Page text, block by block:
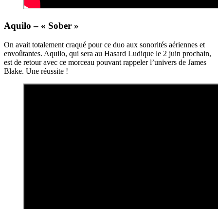
Aquilo – « Sober »
On avait totalement craqué pour ce duo aux sonorités aériennes et
envoûtantes. Aquilo, qui sera au Hasard Ludique le 2 juin prochain,
est de retour avec ce morceau pouvant rappeler l’univers de James
Blake. Une réussite !